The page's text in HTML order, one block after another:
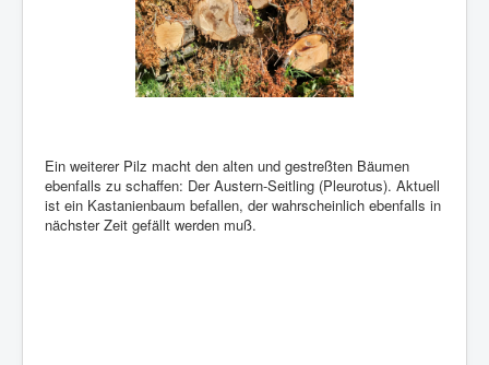
Ein weiterer Pilz macht den alten und gestreßten Bäumen
ebenfalls zu schaffen: Der Austern-Seitling (Pleurotus). Aktuell
ist ein Kastanienbaum befallen, der wahrscheinlich ebenfalls in
nächster Zeit gefällt werden muß.